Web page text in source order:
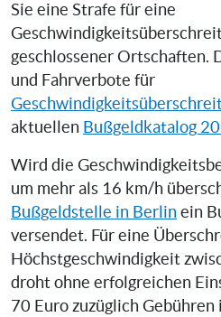
Sie eine Strafe für eine
geschlossener Ortschaften.
und Fahrverbote für
aktuellen Bußgeldkatalog
Wird die
um mehr als 16 km/h
Bußgeldstelle in Berlin ein
versendet. Für eine
Höchstgeschwindigkeit
droht ohne erfolgreichen
70 Euro zuzüglich